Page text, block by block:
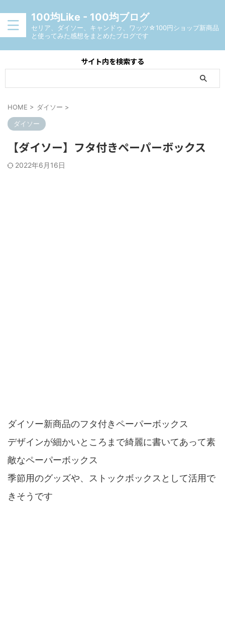
100均Like - 100均ブログ
セリア、ダイソー、キャンドゥ、ワッツ☆100円ショップ新商品
と使ってみた感想をまとめたブログです
サイト内を検索する
HOME > ダイソー >
ダイソー
【ダイソー】フタ付きペーパーボックス
2022年6月16日
ダイソー新商品のフタ付きペーパーボックス
デザインが細かいところまで綺麗に書いてあって素
敵なペーパーボックス
季節用のグッズや、ストックボックスとして活用で
きそうです